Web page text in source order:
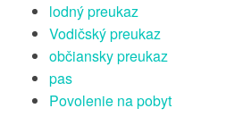
lodný preukaz
Vodičský preukaz
občiansky preukaz
pas
Povolenie na pobyt